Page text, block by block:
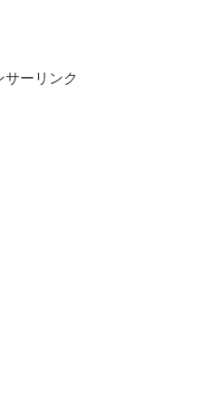
サーリンク